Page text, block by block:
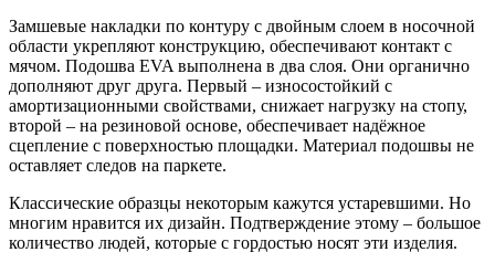
Замшевые накладки по контуру с двойным слоем в носочной
области укрепляют конструкцию, обеспечивают контакт с
мячом. Подошва EVA выполнена в два слоя. Они органично
дополняют друг друга. Первый – износостойкий с
амортизационными свойствами, снижает нагрузку на стопу,
второй – на резиновой основе, обеспечивает надёжное
сцепление с поверхностью площадки. Материал подошвы не
оставляет следов на паркете.
Классические образцы некоторым кажутся устаревшими. Но
многим нравится их дизайн. Подтверждение этому – большое
количество людей, которые с гордостью носят эти изделия.